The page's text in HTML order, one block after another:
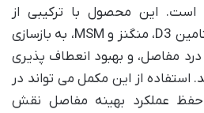
این محصول با ترکیبی از
گلوکزامین، ویتامین C، ویتامین D3، منگنز و MSM، به بازسازی
مفاصل، و بهبود انعطاف پذیری
از این مکمل می تواند در
حفظ عملکرد بهینه مفاصل نقش